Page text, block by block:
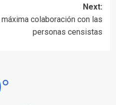
Next:
colaboración con las
personas censistas